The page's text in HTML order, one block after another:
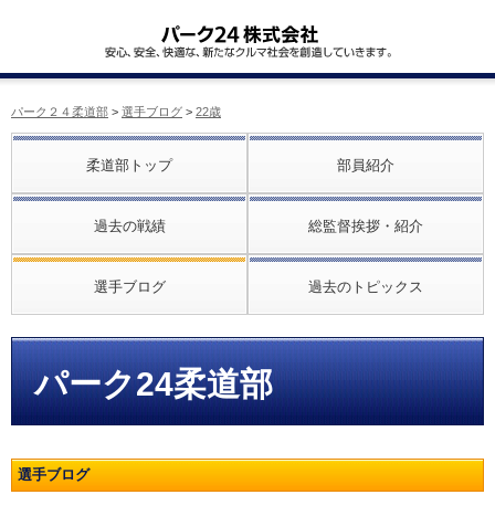
パーク２４柔道部 > 選手ブログ > 22歳
柔道部トップ 部員紹介
過去の戦績 総監督挨拶・紹介
選手ブログ 過去のトピックス
パーク24柔道部
選手ブログ